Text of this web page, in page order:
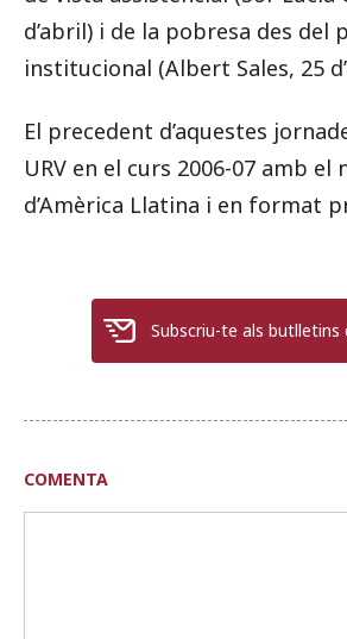
d’abril) i de la pobresa des del
institucional (Albert Sales, 25
El precedent d’aquestes
URV en el curs 2006-07 amb el
d’Amèrica Llatina i en format
Subscriu-te als butlletins
COMENTA